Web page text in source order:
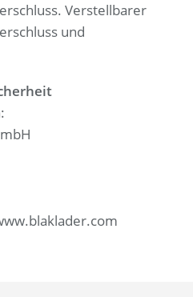
Verstellbarer
und